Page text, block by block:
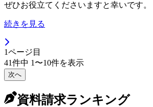
ぜひお役立てくださいますと幸いです。
続きを見る
1ページ目
41件中 1 〜10件を表示
次へ
資料請求ランキング